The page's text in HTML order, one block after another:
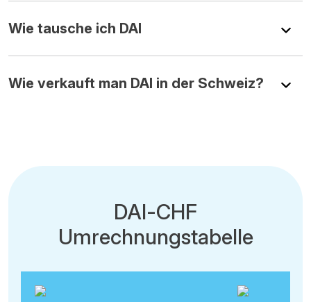
Wie tausche ich DAI
Wie verkauft man DAI in der Schweiz?
DAI-CHF
Umrechnungstabelle